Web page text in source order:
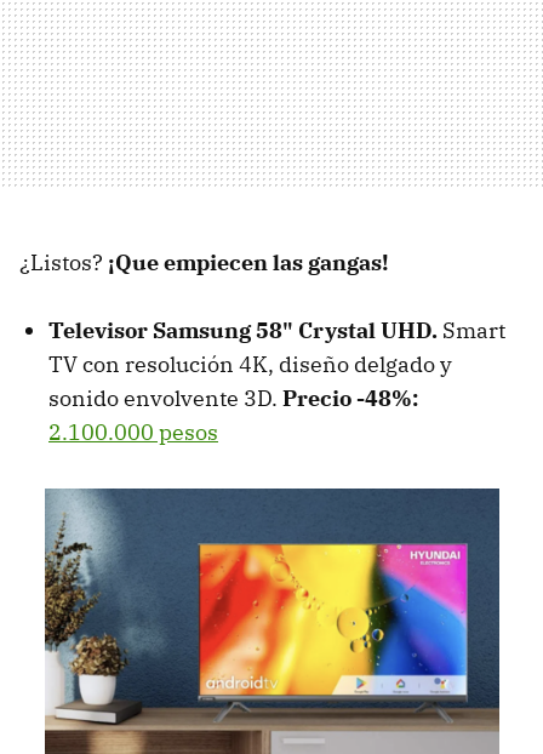
¿Listos? ¡Que empiecen las gangas!
Televisor Samsung 58" Crystal UHD. Smart
TV con resolución 4K, diseño delgado y
sonido envolvente 3D. Precio -48%:
2.100.000 pesos